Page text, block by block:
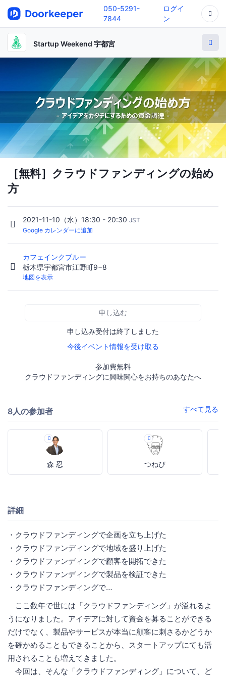
050-5291-
7844
ログイ
ン
Startup Weekend 宇都宮
［無料］クラウドファンディングの始め
方
2021-11-10（水）18:30 - 20:30 JST
Google カレンダーに追加
カフェインクブルー
栃木県宇都宮市江野町9−8
地図を表示
申し込む
申し込み受付は終了しました
今後イベント情報を受け取る
参加費無料
クラウドファンディングに興味関心をお持ちのあなたへ
8人の参加者 すべて見る
森 忍 つねぴ
詳細
・クラウドファンディングで企画を立ち上げた
・クラウドファンディングで地域を盛り上げた
・クラウドファンディングで顧客を開拓できた
・クラウドファンディングで製品を検証できた
・クラウドファンディングで…
ここ数年で世には「クラウドファンディング」が溢れるよ
うになりました。アイデアに対して資金を募ることができる
だけでなく、製品やサービスが本当に顧客に刺さるかどうか
を確かめることもできることから、スタートアップにても活
用されることも増えてきました。
今回は、そんな「クラウドファンディング」について、ど